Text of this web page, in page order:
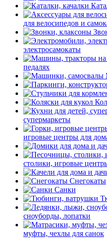
для велосипедов и
электросамокаты
педалях
супермаркеты
игровые центры для
столики, игровые
Снегокаты
Санки
сноуборды, лопатки
муфты, чехлы для санок